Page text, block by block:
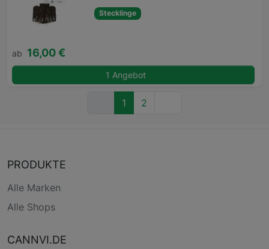
Stecklinge
ab 16,00 €
1 Angebot
1 2
PRODUKTE
Alle Marken
Alle Shops
CANNVI.DE